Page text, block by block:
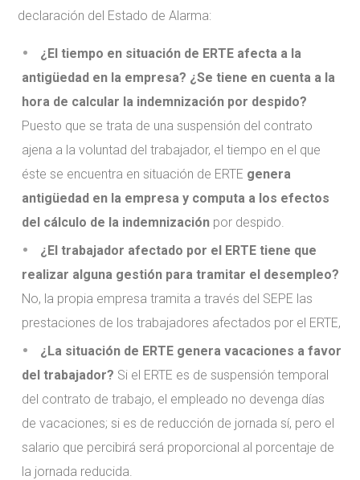
declaración del Estado de Alarma:
¿El tiempo en situación de ERTE afecta a la
antigüedad en la empresa? ¿Se tiene en cuenta a la
hora de calcular la indemnización por despido?
Puesto que se trata de una suspensión del contrato
ajena a la voluntad del trabajador, el tiempo en el que
éste se encuentra en situación de ERTE genera
antigüedad en la empresa y computa a los efectos
del cálculo de la indemnización por despido.
¿El trabajador afectado por el ERTE tiene que
realizar alguna gestión para tramitar el desempleo?
No, la propia empresa tramita a través del SEPE las
prestaciones de los trabajadores afectados por el ERTE,
¿La situación de ERTE genera vacaciones a favor
del trabajador? Si el ERTE es de suspensión temporal
del contrato de trabajo, el empleado no devenga días
de vacaciones; si es de reducción de jornada sí, pero el
salario que percibirá será proporcional al porcentaje de
la jornada reducida.